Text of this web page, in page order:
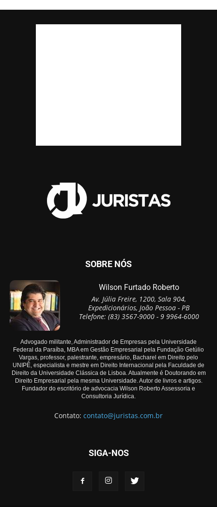
SOBRE NÓS
Wilson Furtado Roberto
Av. Júlia Freire, 1200, Sala 904,
Expedicionários, João Pessoa - PB
Telefone: (83) 3567-9000 - 9 9964-6000
Advogado militante, Administrador de Empresas pela Universidade
Federal da Paraíba, MBA em Gestão Empresarial pela Fundação Getúlio
Vargas, professor, palestrante, empresário, Bacharel em Direito pelo
UNIPÊ, especialista e mestre em Direito Internacional pela Faculdade de
Direito da Universidade Clássica de Lisboa. Atualmente é Doutorando em
Direito Empresarial pela mesma Universidade. Autor de livros e artigos.
Fundador do escritório de advocacia Wilson Roberto Assessoria e
Consultoria Jurídica.
Contato: contato@juristas.com.br
SIGA-NOS